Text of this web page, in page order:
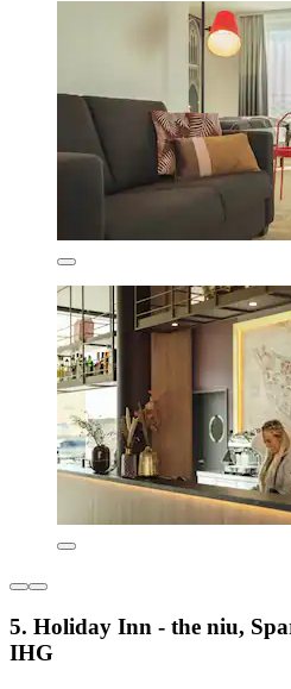
5. Holiday Inn - the niu,
IHG